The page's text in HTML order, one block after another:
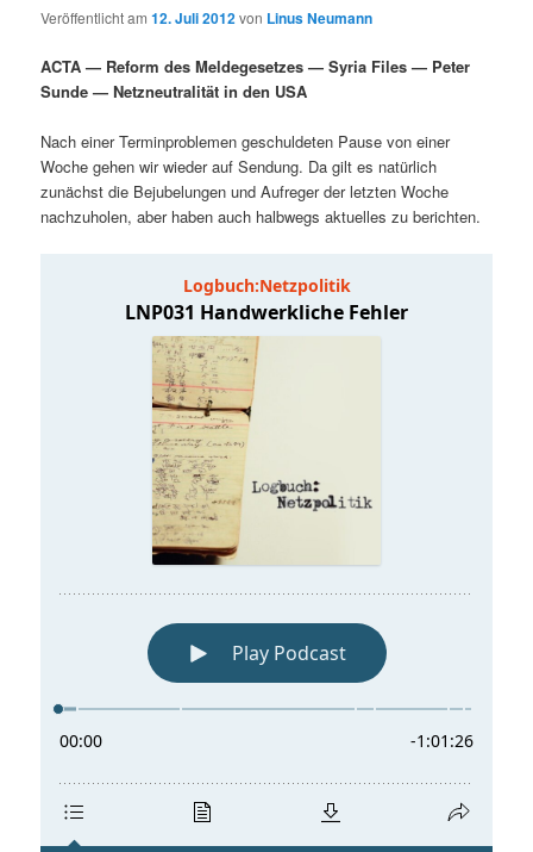
Veröffentlicht am12. Juli 2012von Linus Neumann
ACTA — Reform des Meldegesetzes — Syria Files — Peter
Sunde — Netzneutralität in den USA
Nach einer Terminproblemen geschuldeten Pause von einer
Woche gehen wir wieder auf Sendung. Da gilt es natürlich
zunächst die Bejubelungen und Aufreger der letzten Woche
nachzuholen, aber haben auch halbwegs aktuelles zu berichten.